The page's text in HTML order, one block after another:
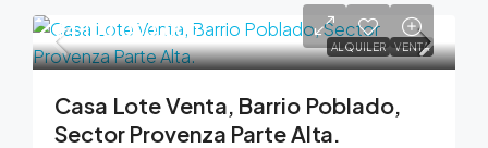
ALQUILER VENTA
$4,100,000,000
Casa Lote Venta, Barrio Poblado,
Sector Provenza Parte Alta.